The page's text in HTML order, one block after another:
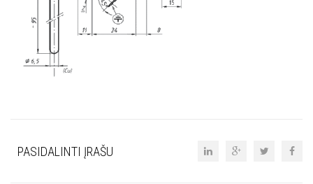
PASIDALINTI ĮRAŠU